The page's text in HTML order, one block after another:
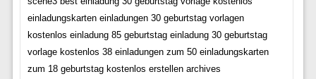
einladungskarten einladungen 30 geburtstag vorlagen
kostenlos einladung 85 geburtstag einladung 30 geburtstag
vorlage kostenlos 38 einladungen zum 50 einladungskarten
zum 18 geburtstag kostenlos erstellen archives